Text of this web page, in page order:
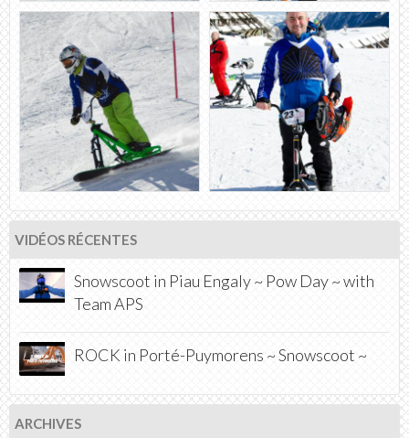
VIDÉOS RÉCENTES
Snowscoot in Piau Engaly ~ Pow Day ~ with
Team APS
ROCK in Porté-Puymorens ~ Snowscoot ~
ARCHIVES